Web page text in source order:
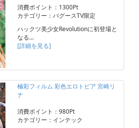
消費ポイント：1300Pt
カテゴリー：バグースTV限定
ハックツ美少女Revolutionに初登場と
なる…
[詳細を見る]
極彩フィルム 彩色エロトピア 宮崎リ
ナ
消費ポイント：980Pt
カテゴリー：インテック